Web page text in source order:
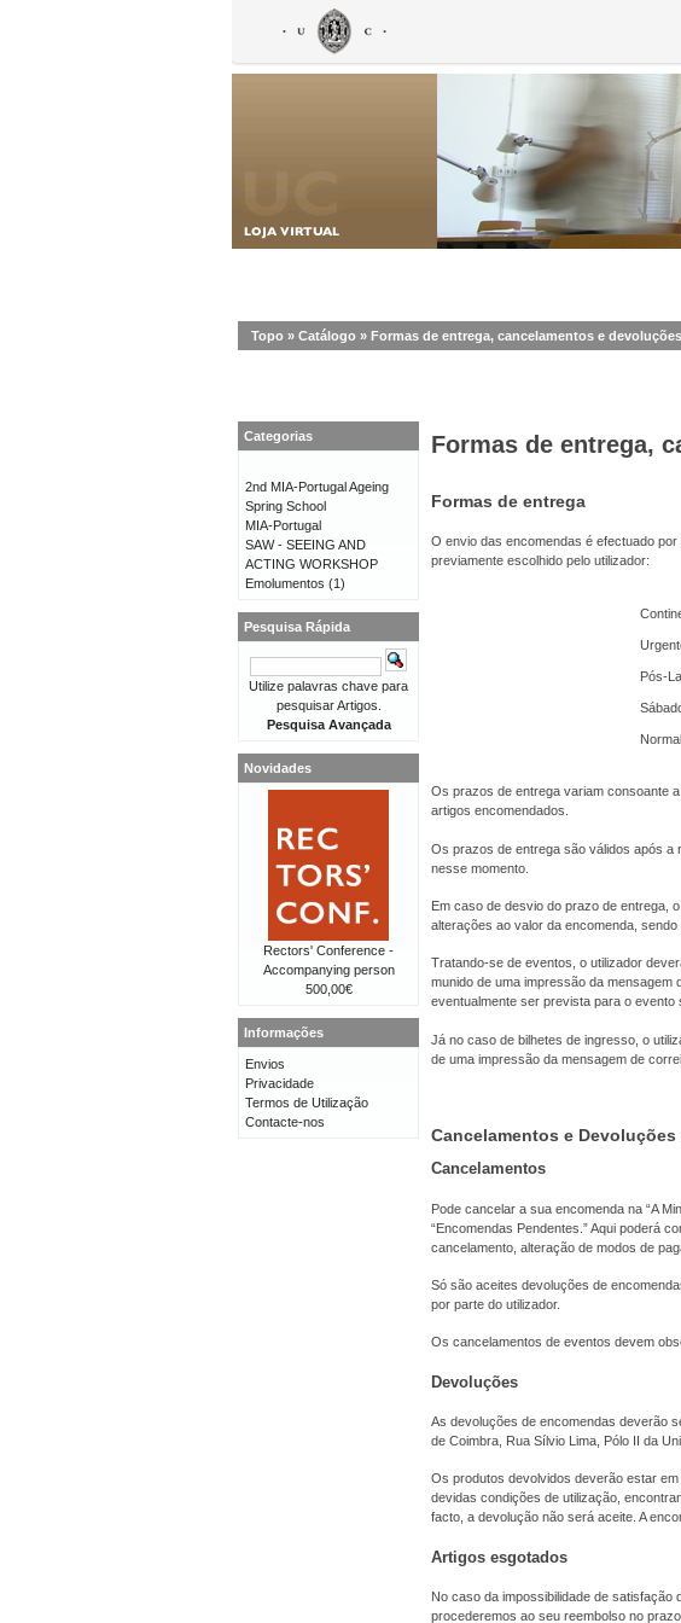
Topo » Catálogo » Formas de entrega, cancelamentos e
Formas de entrega,
Formas de entrega
O envio das encomendas é efectuado
previamente escolhido pelo utilizador:
Pós-
Normal
Os prazos de entrega variam consoante
artigos encomendados.
Os prazos de entrega são válidos após a
nesse momento.
Em caso de desvio do prazo de entrega,
alterações ao valor da encomenda,
Tratando-se de eventos, o utilizador
munido de uma impressão da mensagem
eventualmente ser prevista para o
Já no caso de bilhetes de ingresso, o
de uma impressão da mensagem de
Cancelamentos e Devoluções
Cancelamentos
Pode cancelar a sua encomenda na “A
“Encomendas Pendentes.” Aqui poderá
cancelamento, alteração de modos de
Só são aceites devoluções de
por parte do utilizador.
Os cancelamentos de eventos devem
Devoluções
As devoluções de encomendas deverão
de Coimbra, Rua Sílvio Lima, Pólo II da
Os produtos devolvidos deverão estar
devidas condições de utilização,
facto, a devolução não será aceite. A
Artigos esgotados
No caso da impossibilidade de satisfação
procederemos ao seu reembolso no prazo
Categorias
2nd MIA-Portugal Ageing
Spring School
MIA-Portugal
SAW - SEEING AND
ACTING WORKSHOP
Emolumentos (1)
Pesquisa Rápida
Utilize palavras chave para
pesquisar Artigos.
Pesquisa Avançada
Novidades
Rectors' Conference -
Accompanying person
500,00€
Informações
Envios
Privacidade
Termos de Utilização
Contacte-nos